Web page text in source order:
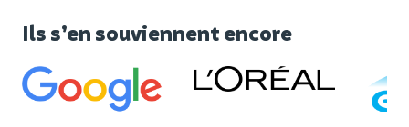
Ils s’en souviennent encore